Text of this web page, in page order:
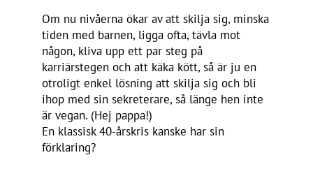
Om nu nivåerna ökar av att skilja sig, minska
tiden med barnen, ligga ofta, tävla mot
någon, kliva upp ett par steg på
karriärstegen och att käka kött, så är ju en
otroligt enkel lösning att skilja sig och bli
ihop med sin sekreterare, så länge hen inte
är vegan. (Hej pappa!)
En klassisk 40-årskris kanske har sin
förklaring?